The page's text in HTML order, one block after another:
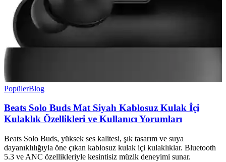
PopülerBlog
Beats Solo Buds Mat Siyah Kablosuz Kulak İçi
Kulaklık Özellikleri ve Kullanıcı Yorumları
Beats Solo Buds, yüksek ses kalitesi, şık tasarım ve suya
dayanıklılığıyla öne çıkan kablosuz kulak içi kulaklıklar. Bluetooth
5.3 ve ANC özellikleriyle kesintisiz müzik deneyimi sunar.